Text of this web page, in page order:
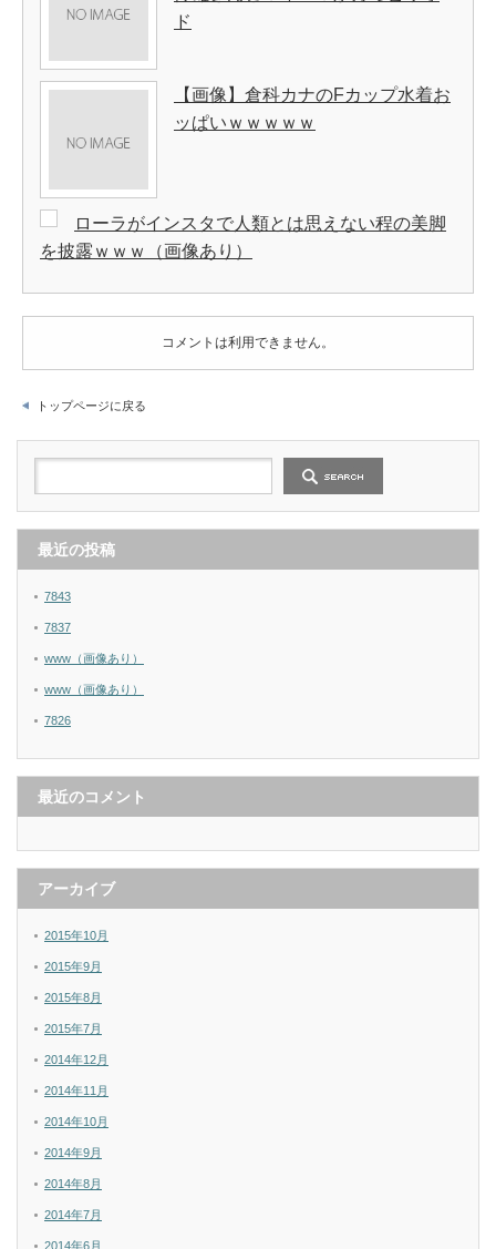
ド
【画像】倉科カナのFカップ水着お
ッぱいｗｗｗｗｗ
ローラがインスタで人類とは思えない程の美脚
を披露ｗｗｗ（画像あり）
コメントは利用できません。
トップページに戻る
最近の投稿
7843
7837
www（画像あり）
www（画像あり）
7826
最近のコメント
アーカイブ
2015年10月
2015年9月
2015年8月
2015年7月
2014年12月
2014年11月
2014年10月
2014年9月
2014年8月
2014年7月
2014年6月